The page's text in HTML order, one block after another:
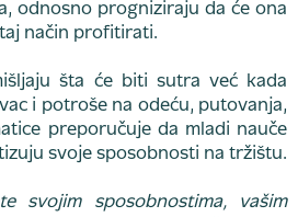
odnosno progniziraju da će ona
način profitirati.
šta će biti sutra već kada
i potroše na odeću, putovanja,
preporučuje da mladi nauče
svoje sposobnosti na tržištu.
svojim sposobnostima, vašim